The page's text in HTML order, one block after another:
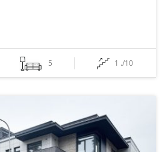
5 1 ./10